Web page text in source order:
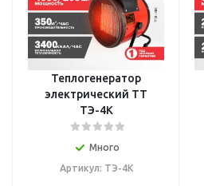
Теплогенератор
электрический TT
ТЭ-4К
Много
Артикул: ТЭ-4К